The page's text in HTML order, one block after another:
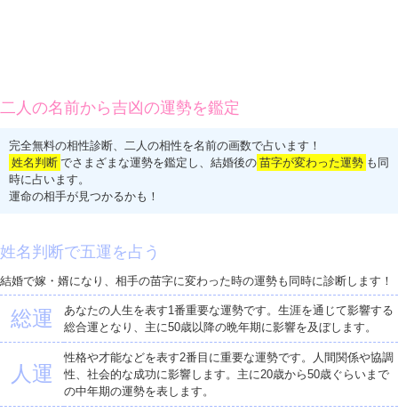
二人の名前から吉凶の運勢を鑑定
完全無料の相性診断、二人の相性を名前の画数で占います！
姓名判断 でさまざまな運勢を鑑定し、結婚後の 苗字が変わった運勢 も同
時に占います。
運命の相手が見つかるかも！
姓名判断で五運を占う
結婚で嫁・婿になり、相手の苗字に変わった時の運勢も同時に診断します！
総運
あなたの人生を表す1番重要な運勢です。生涯を通じて影響する
総合運となり、主に50歳以降の晩年期に影響を及ぼします。
人運
性格や才能などを表す2番目に重要な運勢です。人間関係や協調
性、社会的な成功に影響します。主に20歳から50歳ぐらいまで
の中年期の運勢を表します。